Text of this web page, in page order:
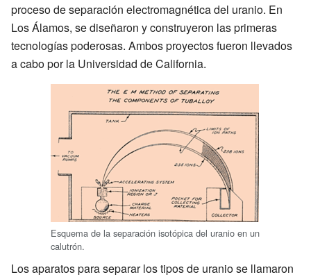
proceso de separación electromagnética del uranio. En
Los Álamos, se diseñaron y construyeron las primeras
tecnologías poderosas. Ambos proyectos fueron llevados
a cabo por la Universidad de California.
Esquema de la separación isotópica del uranio en un
calutrón.
Los aparatos para separar los tipos de uranio se llamaron